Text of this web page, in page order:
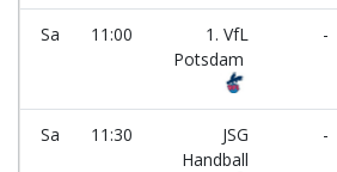
Sa 11:00
1. VfL
Potsdam
-
Sa 11:30
JSG
Handball
-